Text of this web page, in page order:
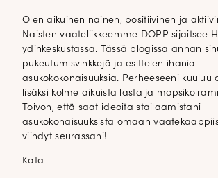
Olen aikuinen nainen, positiivinen ja
Naisten vaateliikkeemme DOPP sijaitsee
ydinkeskustassa. Tässä blogissa annan
pukeutumisvinkkejä ja esittelen ihania
asukokokonaisuuksia. Perheeseeni kuuluu
lisäksi kolme aikuista lasta ja
Toivon, että saat ideoita stailaamistani
asukokonaisuuksista omaan
viihdyt seurassani!
Kata